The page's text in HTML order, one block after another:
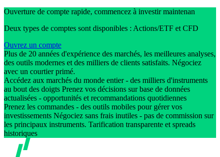
Ouverture de compte rapide, commencez à investir maintenan
Deux types de comptes sont disponibles : Actions/ETF et CFD
Ouvrez un compte
Plus de 20 années d'expérience des marchés, les meilleures analyses,
des outils modernes et des milliers de clients satisfaits. Négociez
avec un courtier primé.
Accédez aux marchés du monde entier - des milliers d'instruments
au bout des doigts Prenez vos décisions sur base de données
actualisées - opportunités et recommandations quotidiennes
Prenez les commandes - des outils mobiles pour gérer vos
investissements Négociez sans frais inutiles - pas de commission sur
les principaux instruments. Tarification transparente et spreads
historiques